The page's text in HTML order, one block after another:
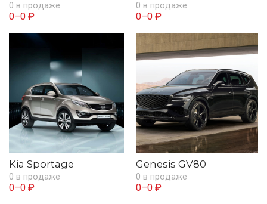
0 в продаже
0–0 ₽
0 в продаже
0–0 ₽
Kia Sportage
0 в продаже
0–0 ₽
Genesis GV80
0 в продаже
0–0 ₽